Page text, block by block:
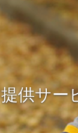
提供サー